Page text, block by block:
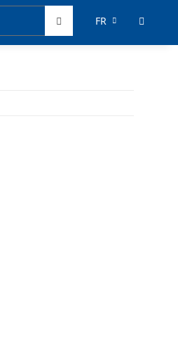
FR